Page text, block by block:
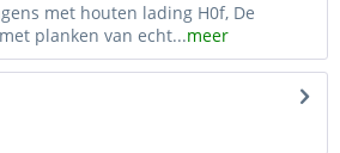
met houten lading H0f, De
planken van echt...meer